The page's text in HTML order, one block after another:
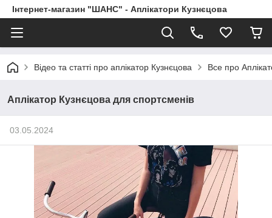
Інтернет-магазин "ШАНС" - Аплікатори Кузнєцова
Відео та статті про аплікатор Кузнєцова Все про
Аплікатор Кузнєцова для спортсменів
03.05.2024